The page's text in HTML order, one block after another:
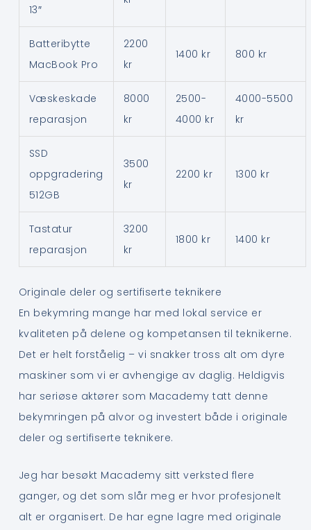
13″
Batteribytte
MacBook Pro
2200
kr
1400 kr 800 kr
Væskeskade
reparasjon
8000
kr
2500-
4000 kr
4000-5500
kr
SSD
oppgradering
512GB
3500
kr
2200 kr 1300 kr
Tastatur
reparasjon
3200
kr
1800 kr 1400 kr
Originale deler og sertifiserte teknikere
En bekymring mange har med lokal service er
kvaliteten på delene og kompetansen til teknikerne.
Det er helt forståelig – vi snakker tross alt om dyre
maskiner som vi er avhengige av daglig. Heldigvis
har seriøse aktører som Macademy tatt denne
bekymringen på alvor og investert både i originale
deler og sertifiserte teknikere.
Jeg har besøkt Macademy sitt verksted flere
ganger, og det som slår meg er hvor profesjonelt
alt er organisert. De har egne lagre med originale